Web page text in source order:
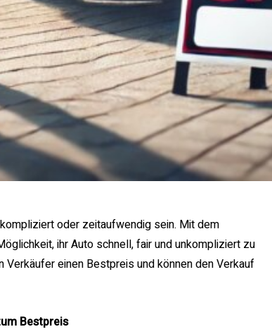
oder zeitaufwendig sein. Mit dem
ihr Auto schnell, fair und unkompliziert zu
einen Bestpreis und können den Verkauf
Bestpreis